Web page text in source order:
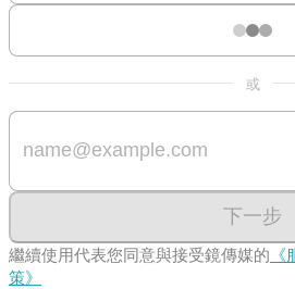
或
下一步
繼續使用代表您同意與接受鏡傳媒的
策》